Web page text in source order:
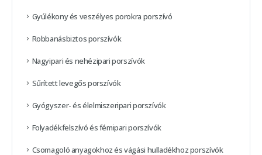
Gyúlékony és veszélyes porokra porszívó
Robbanásbiztos porszívók
Nagyipari és nehézipari porszívók
Sűrített levegős porszívók
Gyógyszer- és élelmiszeripari porszívók
Folyadékfelszívó és fémipari porszívók
Csomagoló anyagokhoz és vágási hulladékhoz porszívók